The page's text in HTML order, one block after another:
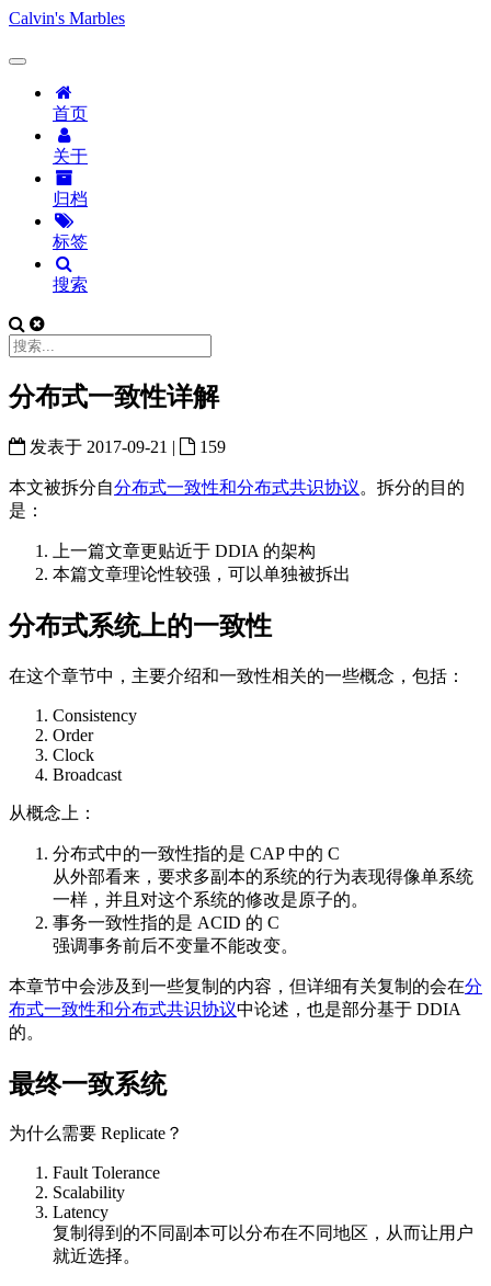
Calvin's Marbles
首页
关于
归档
标签
搜索
分布式一致性详解
发表于 2017-09-21 | 159
本文被拆分自分布式一致性和分布式共识协议。拆分的目的
是：
上一篇文章更贴近于 DDIA 的架构
本篇文章理论性较强，可以单独被拆出
分布式系统上的一致性
在这个章节中，主要介绍和一致性相关的一些概念，包括：
Consistency
Order
Clock
Broadcast
从概念上：
分布式中的一致性指的是 CAP 中的 C
从外部看来，要求多副本的系统的行为表现得像单系统
一样，并且对这个系统的修改是原子的。
事务一致性指的是 ACID 的 C
强调事务前后不变量不能改变。
本章节中会涉及到一些复制的内容，但详细有关复制的会在分
布式一致性和分布式共识协议中论述，也是部分基于 DDIA
的。
最终一致系统
为什么需要 Replicate？
Fault Tolerance
Scalability
Latency
复制得到的不同副本可以分布在不同地区，从而让用户
就近选择。